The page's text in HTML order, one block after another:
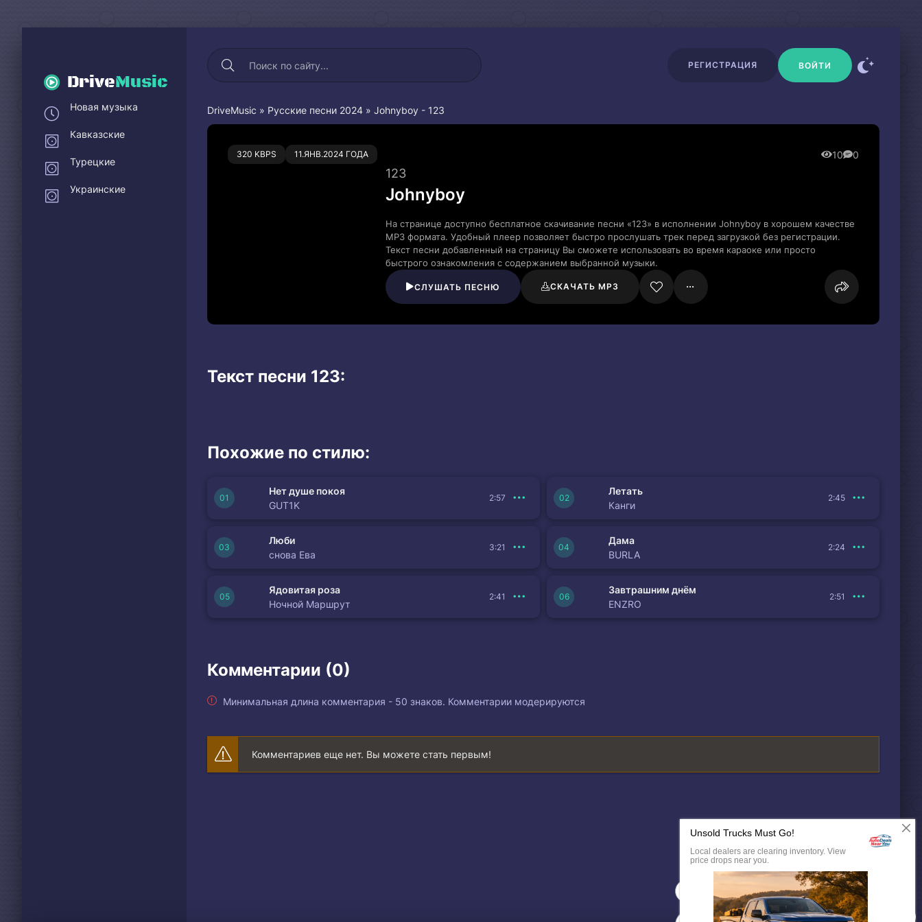
DriveMusic
РЕГИСТРАЦИЯ ВОЙТИ
DriveMusic » Русские песни 2024 » Johnyboy - 123
320 KBPS 11.ЯНВ.2024 ГОДА 10 0
1 0
123
Johnyboy
На странице доступно бесплатное скачивание песни «123» в исполнении Johnyboy в хорошем качестве
MP3 формата. Удобный плеер позволяет быстро прослушать трек перед загрузкой без регистрации.
Текст песни добавленный на страницу Вы сможете использовать во время караоке или просто
быстрого ознакомления с содержанием выбранной музыки.
СЛУШАТЬ ПЕСНЮ СКАЧАТЬ MP3
Текст песни 123:
Похожие по стилю:
Нет душе покоя
GUT1K
2:57
Летать
Канги
2:45
Люби
снова Ева
3:21
Дама
BURLA
2:24
Ядовитая роза
Ночной Маршрут
2:41
Завтрашним днём
ENZRO
2:51
Комментарии (0)
Минимальная длина комментария - 50 знаков. Комментарии модерируются
Комментариев еще нет. Вы можете стать первым!
Новая музыка
Кавказские
Турецкие
Украинские